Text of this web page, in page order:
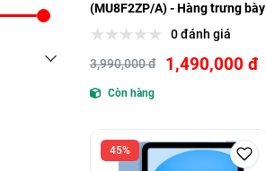
(MU8F2ZP/A) - Hàng trưng bày
0 đánh giá
3,990,000 đ 1,490,000 đ
Còn hàng
45%